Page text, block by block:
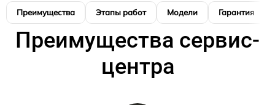
Преимущества Этапы работ Модели Гарантия
Преимущества сервис-
центра